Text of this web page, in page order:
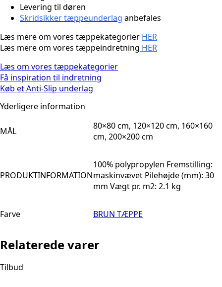
Levering til døren
Skridsikker tæppeunderlag anbefales
Læs mere om vores tæppekategorier HER
Læs mere om vores tæppeindretning HER
Læs om vores tæppekategorier
Få inspiration til indretning
Køb et Anti-Slip underlag
Yderligere information
MÅL
80×80 cm, 120×120 cm, 160×160
cm, 200×200 cm
PRODUKTINFORMATION
100% polypropylen Fremstilling:
maskinvævet Pilehøjde (mm): 30
mm Vægt pr. m2: 2.1 kg
Farve BRUN TÆPPE
Relaterede varer
Tilbud